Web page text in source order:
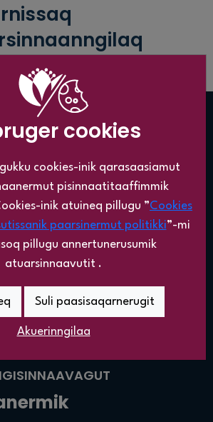
PI PILLUGU
Najoqqutassat
Attartorneq
Atuarfiup
oqaluttuassartaa
Aaqqissuussinerit
Nalinga
Peqqinnissaqarfimmi
ikiorti nutaaq
cookies
cookies-inik qarasaasiamut
pisinnaatitaaffimmik
inik atuineq pillugu ”Cookies
paarsinermut politikki”-mi
pillugu annertunerusumik
atuarsinnaavutit .
Suli paasisaqarnerugit
Akuerinngilaa